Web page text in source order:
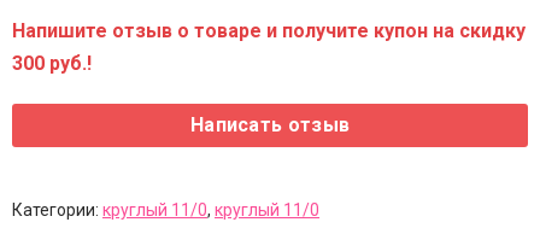
Напишите отзыв о товаре и получите купон на скидку
300 руб.!
Категории: круглый 11/0, круглый 11/0